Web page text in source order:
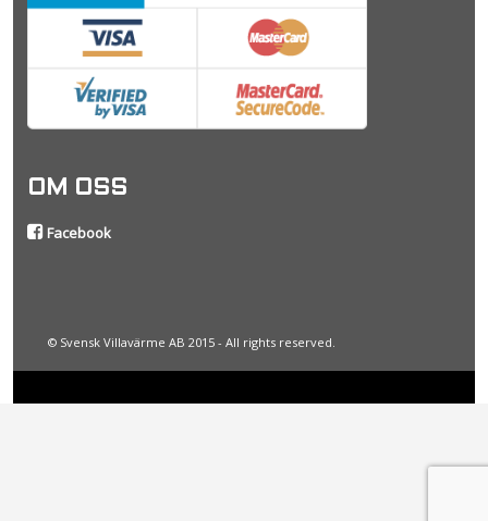
OM OSS
Facebook
© Svensk Villavärme AB 2015 - All rights reserved.